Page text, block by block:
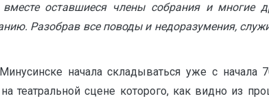
оставшиеся члены собрания и многие
Разобрав все поводы и недоразумения,
начала складываться уже с начала
театральной сцене которого, как видно из